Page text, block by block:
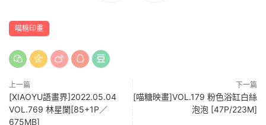
喵糖印畫
上一篇
[XIAOYU語畫界]2022.05.04
VOL.769 林星闌[85+1P／
675MB]
下一篇
[喵糖映畫]VOL.179 粉色浴缸白絲
泡泡 [47P/223M]